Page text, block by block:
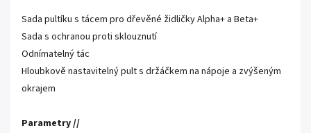
Sada pultíku s tácem pro dřevěné židličky Alpha+ a Beta+
Sada s ochranou proti sklouznutí
Odnímatelný tác
Hloubkově nastavitelný pult s držáčkem na nápoje a zvýšeným
okrajem
Parametry //